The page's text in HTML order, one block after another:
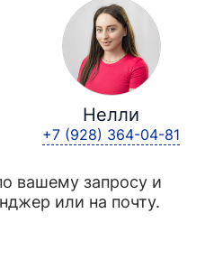
Нелли
+7 (928) 364-04-81
вашему запросу и
или на почту.